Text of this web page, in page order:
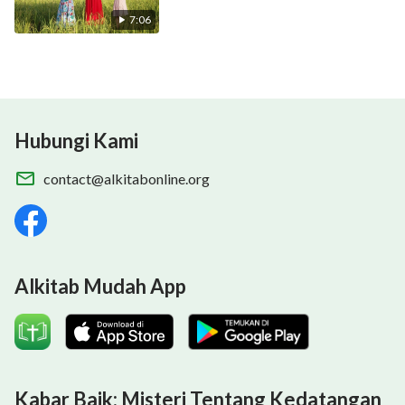
dari "Ikuti Anak Domba dan Nyanyikan Lagu Baru"
7:06
Hubungi Kami
contact@alkitabonline.org
Alkitab Mudah App
Kabar Baik: Misteri Tentang Kedatangan